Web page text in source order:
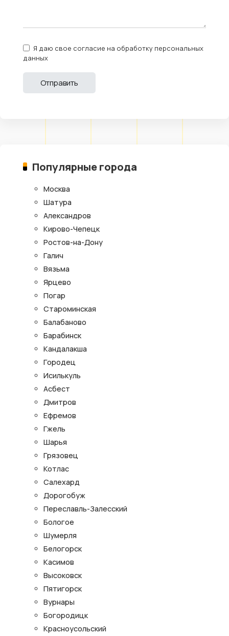
Я даю свое согласие на обработку персональных
данных
Популярные города
Москва
Шатура
Александров
Кирово-Чепецк
Ростов-на-Дону
Галич
Вязьма
Ярцево
Погар
Староминская
Балабаново
Барабинск
Кандалакша
Городец
Исилькуль
Асбест
Дмитров
Ефремов
Гжель
Шарья
Грязовец
Котлас
Салехард
Дорогобуж
Переславль-Залесский
Бологое
Шумерля
Белогорск
Касимов
Высоковск
Пятигорск
Вурнары
Богородицк
Красноусольский